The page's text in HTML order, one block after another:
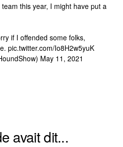
this year, I might have put a
if I offended some folks,
pic.twitter.com/Io8H2w5yuK
May 11, 2021
avait dit...